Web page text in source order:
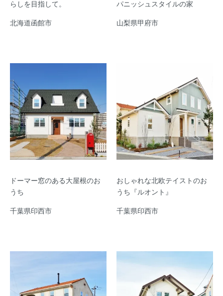
らしを目指して。
北海道函館市
パニッシュスタイルの家
山梨県甲府市
ドーマー窓のある大屋根のお
うち
千葉県印西市
おしゃれな北欧テイストのお
うち『ルオント』
千葉県印西市